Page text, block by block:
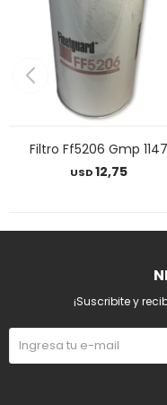
Filtro Ff5206 Gmp 1147
USD12,75
¡Suscribite y